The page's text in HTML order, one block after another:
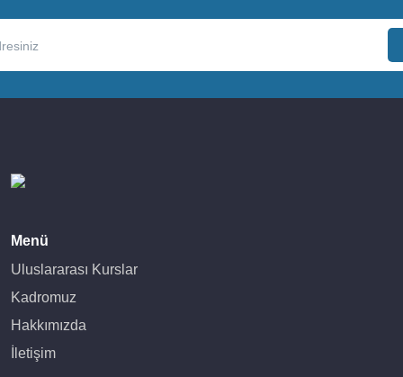
Menü
Uluslararası Kurslar
Kadromuz
Hakkımızda
İletişim